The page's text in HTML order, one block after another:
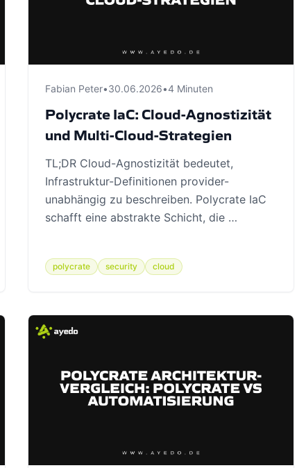
Fabian Peter•30.06.2026•4 Minuten
Polycrate IaC: Cloud-Agnostizität
und Multi-Cloud-Strategien
TL;DR Cloud-Agnostizität bedeutet,
Infrastruktur-Definitionen provider-
unabhängig zu beschreiben. Polycrate IaC
schafft eine abstrakte Schicht, die …
polycrate security cloud